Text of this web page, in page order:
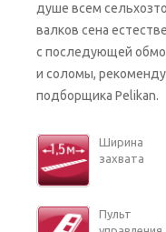
душе всем
валков сена
с последующей
и соломы,
подборщика Pelikan.
Ши­ри­на
за­хва­та
Пульт